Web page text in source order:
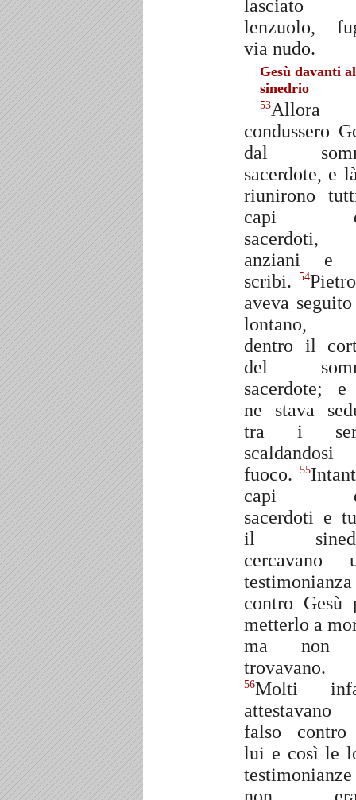
lenzuolo,
via nudo.
Gesù davanti al
sinedrio
53Allora
condussero
dal
sacerdote, e
riunirono
capi
sacerdoti,
anziani e
scribi.
54
aveva
lontano,
dentro il
del
sacerdote; e
ne stava
tra i
fuoco.
55
capi
sacerdoti e
il
cercavano
testimonianza
contro Gesù
metterlo a
ma non
trovavano.
56Molti
falso
lui e così le
testimonianze